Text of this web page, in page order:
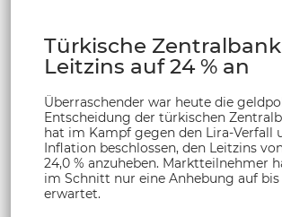
Türkische
Leitzins auf 24 % an
Überraschender war heute die
Entscheidung der türkischen
hat im Kampf gegen den Lira-Verfall
Inflation beschlossen, den Leitzins von
24,0 % anzuheben. Marktteilnehmer
im Schnitt nur eine Anhebung auf bis
erwartet.